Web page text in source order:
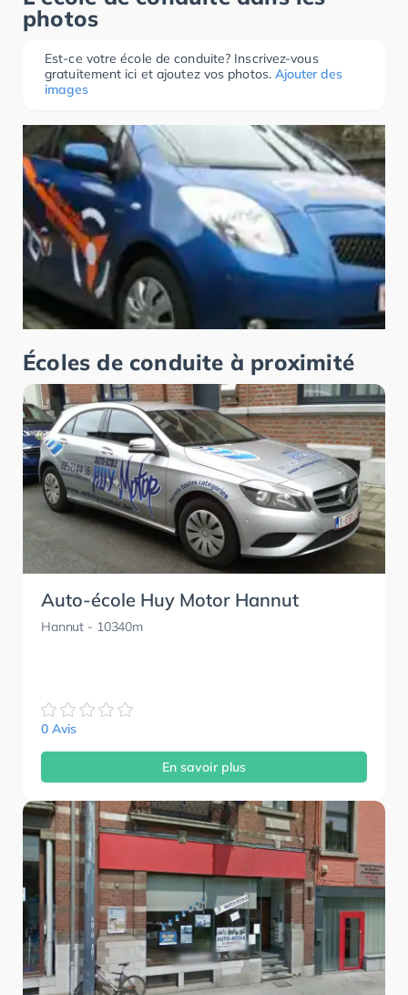
photos
Est-ce votre école de conduite? Inscrivez-vous
gratuitement ici et ajoutez vos photos. Ajouter des
images
Écoles de conduite à proximité
Auto-école Huy Motor Hannut
Hannut - 10340m
0 Avis
En savoir plus